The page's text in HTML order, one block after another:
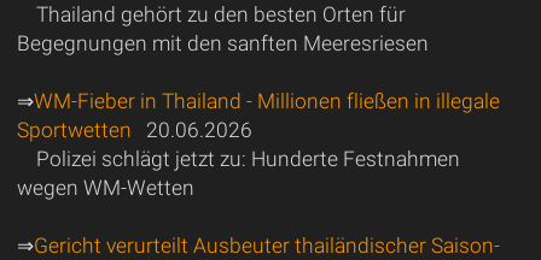
Thailand gehört zu den besten Orten für
Begegnungen mit den sanften Meeresriesen
⇒WM-Fieber in Thailand - Millionen fließen in illegale
Sportwetten 20.06.2026
Polizei schlägt jetzt zu: Hunderte Festnahmen
wegen WM-Wetten
⇒Gericht verurteilt Ausbeuter thailändischer Saison-